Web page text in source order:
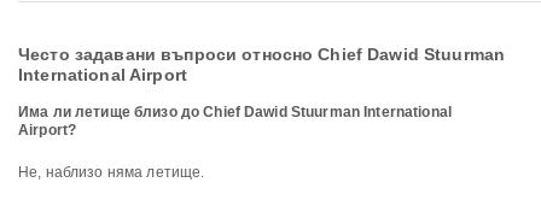
Често задавани въпроси относно Chief Dawid Stuurman
International Airport
Има ли летище близо до Chief Dawid Stuurman International
Airport?
Не, наблизо няма летище.